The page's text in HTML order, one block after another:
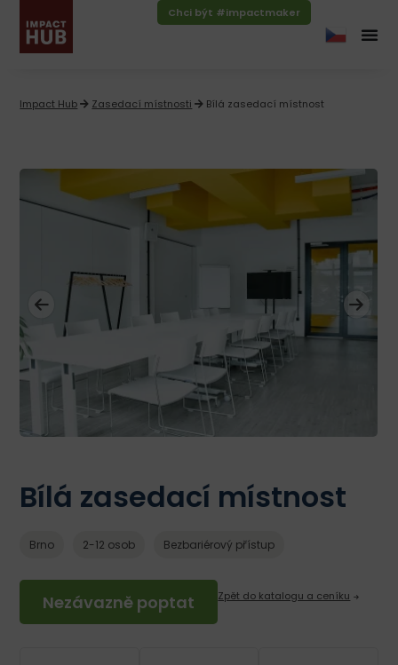
Chci být #impactmaker
Impact Hub Zasedací místnosti Bílá zasedací místnost
Bílá zasedací místnost
Brno 2-12 osob Bezbariérový přístup
Nezávazně poptat Zpět do katalogu a ceníku